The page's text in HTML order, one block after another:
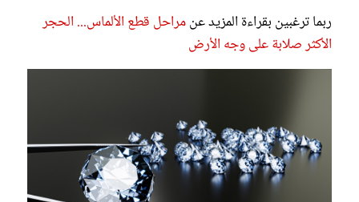
ربما ترغبين بقراءة المزيد عنمراحل قطع الألماس... الحجر
الأكثر صلابة على وجه الأرض